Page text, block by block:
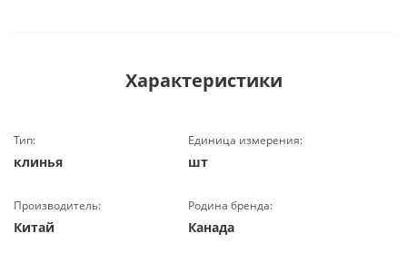
Характеристики
Тип:
клинья
Единица измерения:
шт
Производитель:
Китай
Родина бренда:
Канада